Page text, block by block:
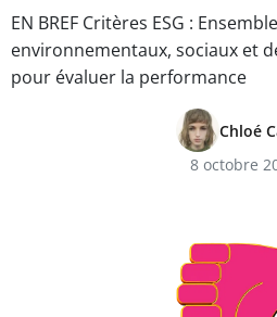
EN BREF Critères ESG :
environnementaux, sociaux et
pour évaluer la performance
Chloé
8 octobre